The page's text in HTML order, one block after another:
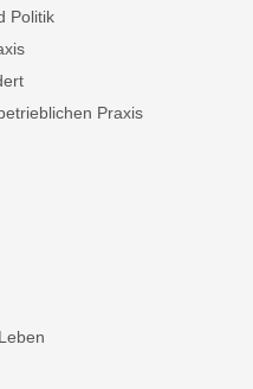
Politik
Praxis